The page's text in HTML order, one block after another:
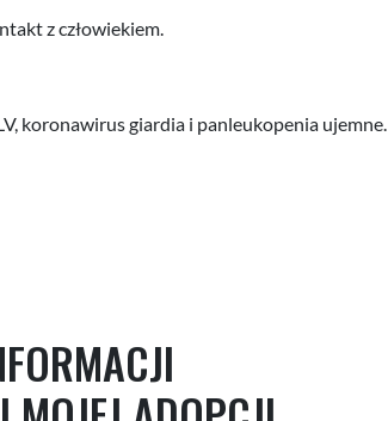
z człowiekiem.
koronawirus giardia i panleukopenia ujemne.